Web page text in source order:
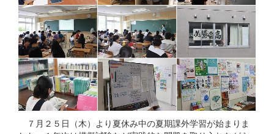
７月２５日（木）より夏休み中の夏期課外学習が始まりま